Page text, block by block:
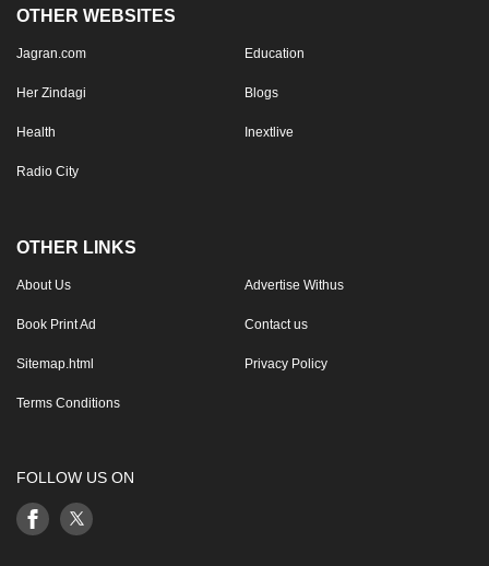
OTHER WEBSITES
Jagran.com Education
Her Zindagi Blogs
Health Inextlive
Radio City
OTHER LINKS
About Us Advertise Withus
Book Print Ad Contact us
Sitemap.html Privacy Policy
Terms Conditions
FOLLOW US ON